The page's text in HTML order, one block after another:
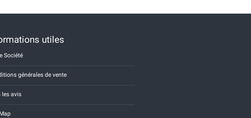
utiles
Société
générales de vente
les avis